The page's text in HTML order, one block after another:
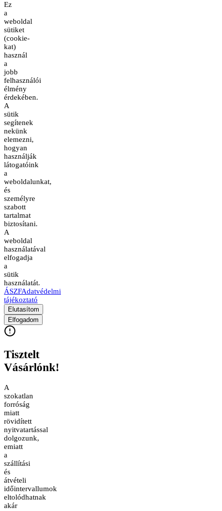
Ez
a
weboldal
sütiket
(cookie-
kat)
használ
a
jobb
felhasználói
élmény
érdekében.
A
sütik
segítenek
nekünk
elemezni,
hogyan
használják
látogatóink
a
weboldalunkat,
és
személyre
szabott
tartalmat
biztosítani.
A
weboldal
használatával
elfogadja
a
sütik
használatát.
ÁSZFAdatvédelmi
tájékoztató
Elutasítom
Elfogadom
Tisztelt
Vásárlónk!
A
szokatlan
forróság
miatt
rövidített
nyitvatartással
dolgozunk,
emiatt
a
szállítási
és
átvételi
időintervallumok
eltolódhatnak
akár